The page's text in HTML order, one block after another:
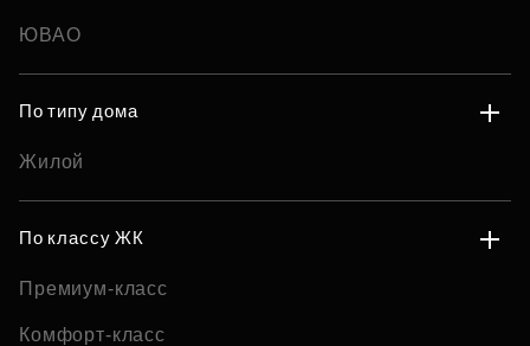
ЮВАО
По типу дома
Жилой
По классу ЖК
Премиум-класс
Комфорт-класс